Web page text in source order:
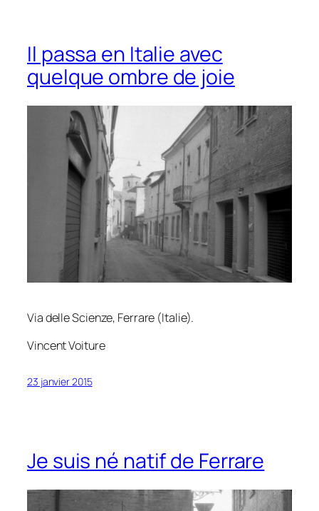
Il passa en Italie avec
quelque ombre de joie
Via delle Scienze, Ferrare (Italie).
Vincent Voiture
23 janvier 2015
Je suis né natif de Ferrare